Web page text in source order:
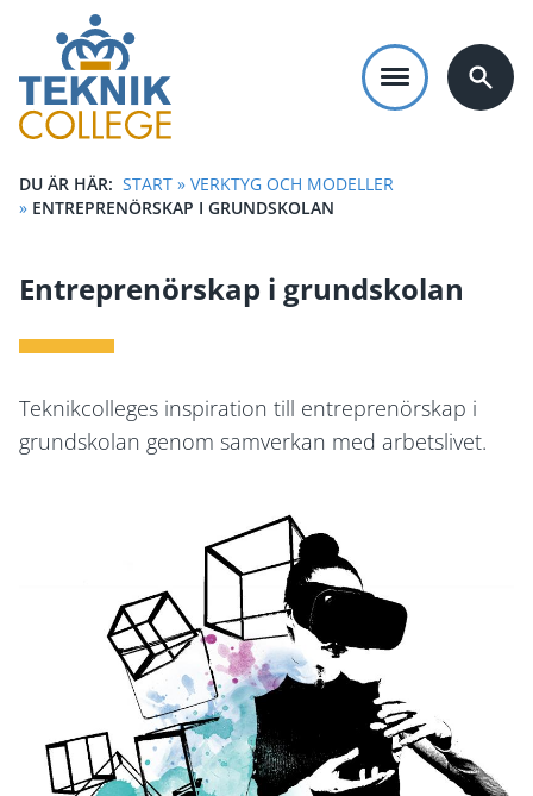
huvudinnehåll
LÄNKSTIG
DU ÄR HÄR: START » VERKTYG OCH MODELLER
» ENTREPRENÖRSKAP I GRUNDSKOLAN
Entreprenörskap i grundskolan
Teknikcolleges inspiration till entreprenörskap i
grundskolan genom samverkan med arbetslivet.